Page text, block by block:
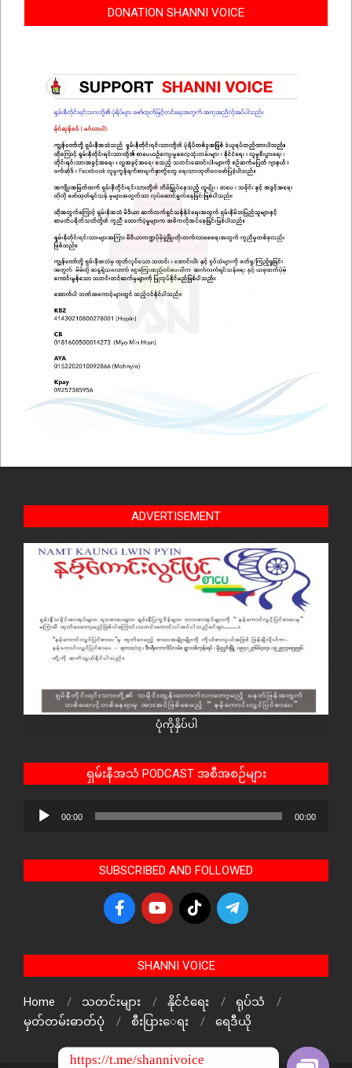
DONATION SHANNI VOICE
ADVERTISEMENT
ပုံကိုနှိပ်ပါ
ရှမ်းနီအသံ PODCAST အစီအစဉ်များ
Audio
00:00 00:00
SUBSCRIBED AND FOLLOWED
SHANNI VOICE
Home သတင်းများ နိုင်ငံရေး
ရုပ်သံ
မှတ်တမ်းဓာတ်ပုံ
စီးပြားေရး ရေဒီယို
https://t.me/shannivoice